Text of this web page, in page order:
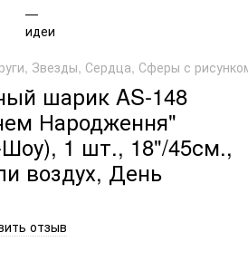
Звезды, Сердца, Сферы с
шарик AS-148
Народження"
1 шт., 18"/45см.,
воздух, День
отзыв